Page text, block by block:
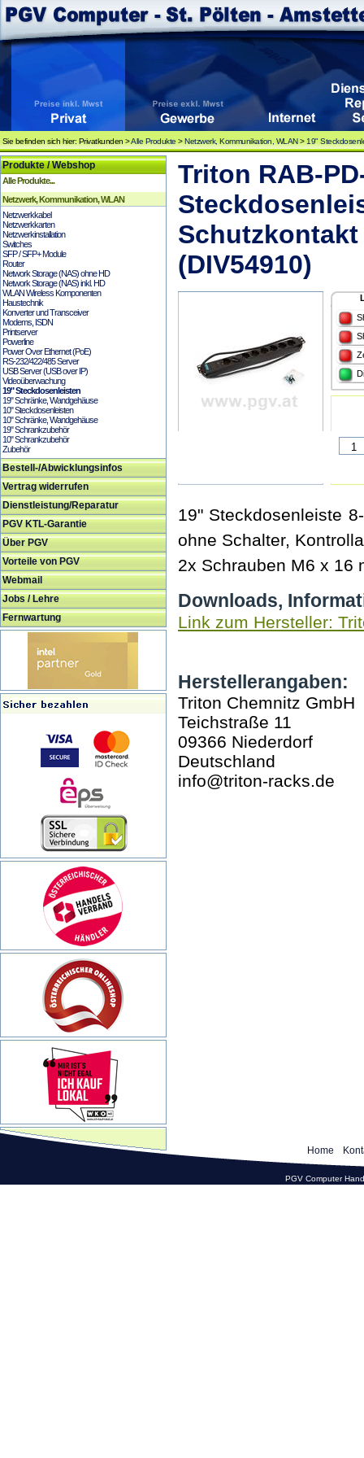
Sie befinden sich hier: Privatkunden >Alle Produkte >Netzwerk, Kommunikation, WLAN> 19"
Produkte / Webshop
Alle Produkte...
Netzwerk, Kommunikation, WLAN
Netzwerkkabel
Netzwerkkarten
Netzwerkinstallation
Switches
SFP / SFP+ Module
Router
Network Storage (NAS) ohne HD
Network Storage (NAS) inkl. HD
WLAN Wireless Komponenten
Haustechnik
Konverter und Transceiver
Modems, ISDN
Printserver
Powerline
Power Over Ethernet (PoE)
RS-232/422/485 Server
USB Server (USB over IP)
Videoüberwachung
19" Steckdosenleisten
19" Schränke, Wandgehäuse
10" Steckdosenleisten
10" Schränke, Wandgehäuse
19" Schrankzubehör
10" Schrankzubehör
Zubehör
Bestell-/Abwicklungsinfos
Vertrag widerrufen
Dienstleistung/Reparatur
PGV KTL-Garantie
Über PGV
Vorteile von PGV
Webmail
Jobs / Lehre
Fernwartung
Triton RAB-
(DIV54910)
19" Steckdosenleiste
ohne Schalter,
2x Schrauben M6 x 16
Downloads,
Link zum Hersteller:
Herstellerangaben:
Triton Chemnitz GmbH
Teichstraße 11
09366 Niederdorf
Deutschland
info@triton-racks.de
Home
PGV Computer